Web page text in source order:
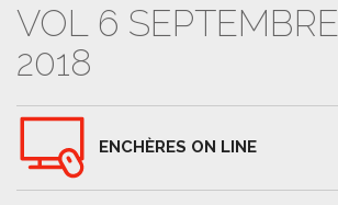
VOL 6 SEPTEMBRE
2018
ENCHÈRES ON LINE